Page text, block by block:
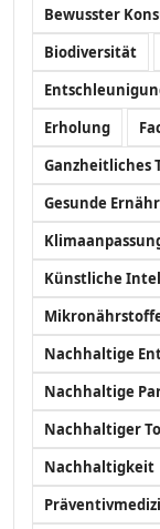
Bewusster
Biodiversität
Erholung
Ganzheitliches
Gesunde
Künstliche
Nachhaltige
Nachhaltige
Nachhaltiger
Nachhaltigkeit